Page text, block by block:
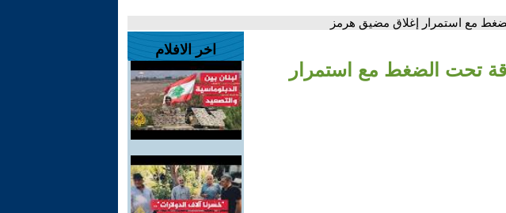
مع استمرار إغلاق مضيق هرمز
تحت الضغط مع استمرار
اخر الافلام